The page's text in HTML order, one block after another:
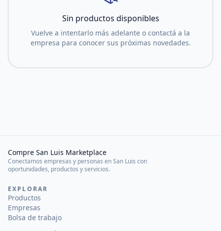
Sin productos disponibles
Vuelve a intentarlo más adelante o contactá a la
empresa para conocer sus próximas novedades.
Compre San Luis Marketplace
Conectamos empresas y personas en San Luis con
oportunidades, productos y servicios.
EXPLORAR
Productos
Empresas
Bolsa de trabajo